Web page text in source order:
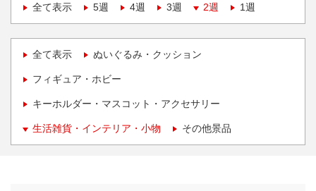
全て表示
5週 4週 3週 2週 1週
全て表示 ぬいぐるみ・クッション
フィギュア・ホビー
キーホルダー・マスコット・アクセサリー
生活雑貨・インテリア・小物 その他景品